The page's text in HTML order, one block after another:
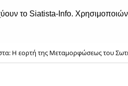
το Siatista-Info.
Παύλος: «Εμείς το μάθημα το